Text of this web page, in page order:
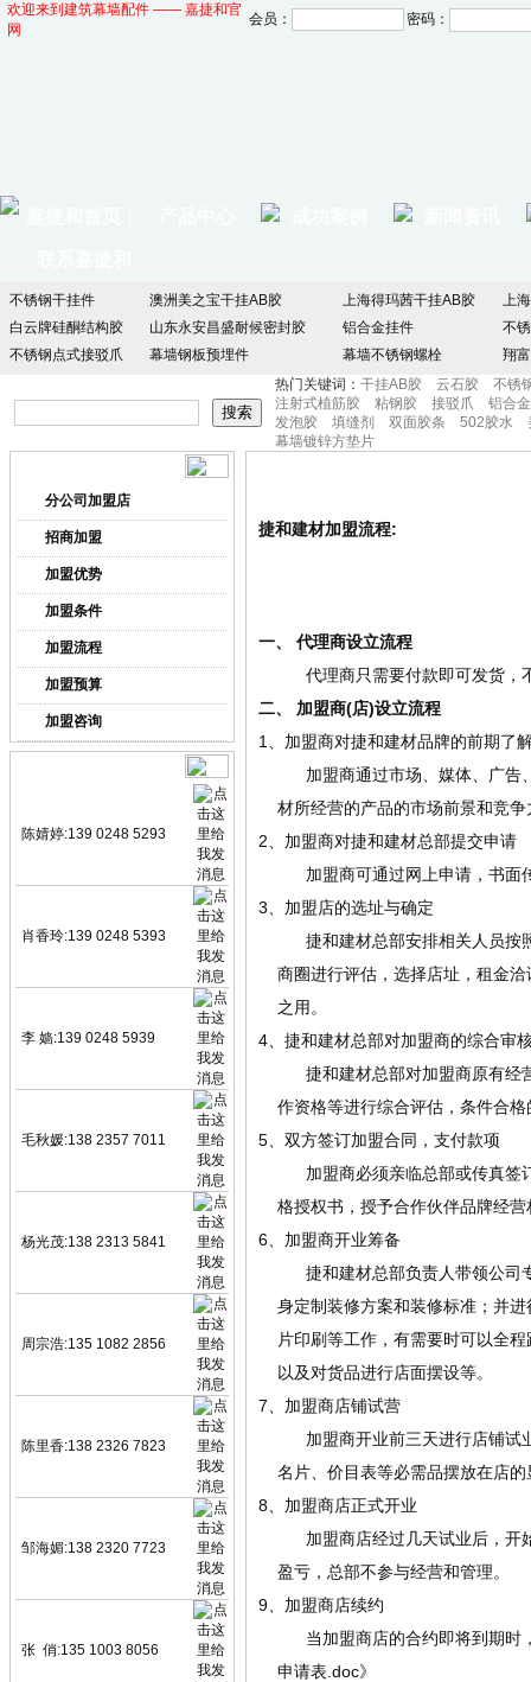
欢迎来到建筑幕墙配件 —— 嘉捷和官
网
会员： 密码：
不锈钢干挂件 澳洲美之宝干挂AB胶 上海得玛茜干挂AB胶
上
白云牌硅酮结构胶
山东永安昌盛耐候密封胶 铝合金挂件
不
不锈钢点式接驳爪
幕墙钢板预埋件 幕墙不锈钢螺栓
翔
热门关键词： 干挂AB胶 云石胶
不锈
注射式植筋胶
粘钢胶 接驳爪
铝合
发泡胶
填缝剂 双面胶条 502胶水
幕墙镀锌方垫片
分公司加盟店
招商加盟
加盟优势
加盟条件
加盟流程
加盟预算
加盟咨询
陈婧婷:139 0248 5293
肖香玲:139 0248 5393
李 嫱:139 0248 5939
毛秋媛:138 2357 7011
杨光茂:138 2313 5841
周宗浩:135 1082 2856
陈里香:138 2326 7823
邹海媚:138 2320 7723
张 俏:135 1003 8056
捷和建材加盟流程:
一、 代理商设立流程
代理商只需要付款即可发货，
二、 加盟商(店)设立流程
1、加盟商对捷和建材品牌的前期了
加盟商通过市场、媒体、广告、
材所经营的产品的市场前景和竞争
2、加盟商对捷和建材总部提交申请
加盟商可通过网上申请，书面传
3、加盟店的选址与确定
捷和建材总部安排相关人员按照
商圈进行评估，选择店址，租金洽
之用。
4、捷和建材总部对加盟商的综合审
捷和建材总部对加盟商原有经营
作资格等进行综合评估，条件合格
5、双方签订加盟合同，支付款项
加盟商必须亲临总部或传真签订
格授权书，授予合作伙伴品牌经营
6、加盟商开业筹备
捷和建材总部负责人带领公司专
身定制装修方案和装修标准；并进
片印刷等工作，有需要时可以全程
以及对货品进行店面摆设等。
7、加盟商店铺试营
加盟商开业前三天进行店铺试业
名片、价目表等必需品摆放在店的
8、加盟商店正式开业
加盟商店经过几天试业后，开始
盈亏，总部不参与经营和管理。
9、加盟商店续约
当加盟商店的合约即将到期时，
申请表.doc》